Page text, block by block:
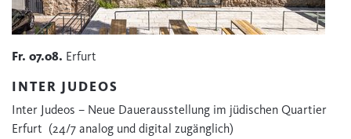
Fr. 07.08. Erfurt
INTER JUDEOS
Inter Judeos – Neue Dauerausstellung im jüdischen Quartier
Erfurt (24/7 analog und digital zugänglich)